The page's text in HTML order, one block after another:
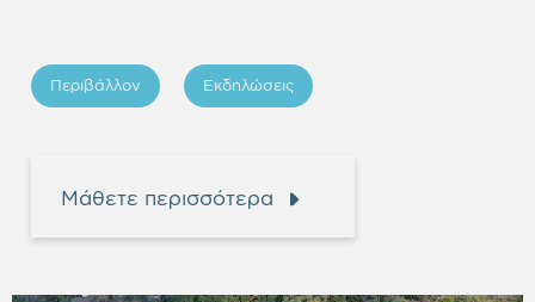
Περιβάλλον Εκδηλώσεις
Μάθετε περισσότερα